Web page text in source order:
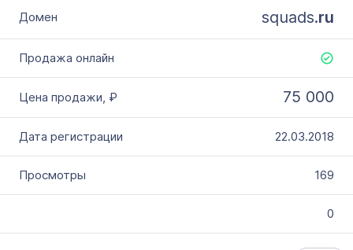
squads.ru
75 000
22.03.2018
169
0